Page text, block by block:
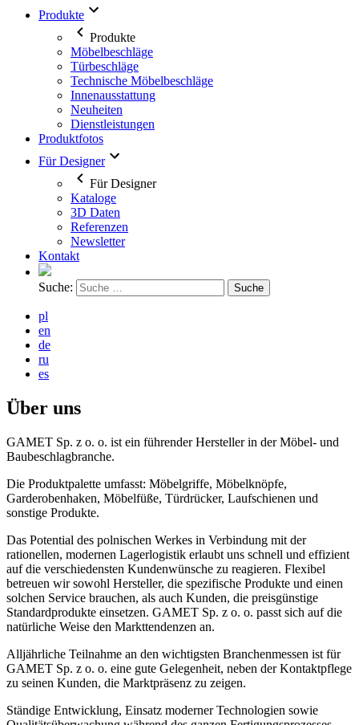
Produkte
Produkte
Möbelbeschläge
Türbeschläge
Technische Möbelbeschläge
Innenausstattung
Neuheiten
Dienstleistungen
Produktfotos
Für Designer
Für Designer
Kataloge
3D Daten
Referenzen
Newsletter
Kontakt
Suche:
pl
en
de
ru
es
Über uns
GAMET Sp. z o. o. ist ein führender Hersteller in der Möbel- und
Baubeschlagbranche.
Die Produktpalette umfasst: Möbelgriffe, Möbelknöpfe,
Garderobenhaken, Möbelfüße, Türdrücker, Laufschienen und
sonstige Produkte.
Das Potential des polnischen Werkes in Verbindung mit der
rationellen, modernen Lagerlogistik erlaubt uns schnell und effizient
auf die verschiedensten Kundenwünsche zu reagieren. Flexibel
betreuen wir sowohl Hersteller, die spezifische Produkte und einen
solchen Service brauchen, als auch Kunden, die preisgünstige
Standardprodukte einsetzen. GAMET Sp. z o. o. passt sich auf die
natürliche Weise den Markttendenzen an.
Alljährliche Teilnahme an den wichtigsten Branchenmessen ist für
GAMET Sp. z o. o. eine gute Gelegenheit, neben der Kontaktpflege
zu seinen Kunden, die Marktpräsenz zu zeigen.
Ständige Entwicklung, Einsatz moderner Technologien sowie